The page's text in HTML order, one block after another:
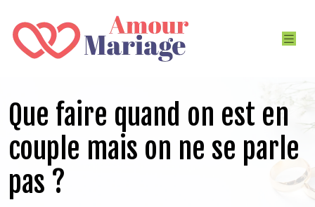
Que faire quand on est en
couple mais on ne se parle
pas ?